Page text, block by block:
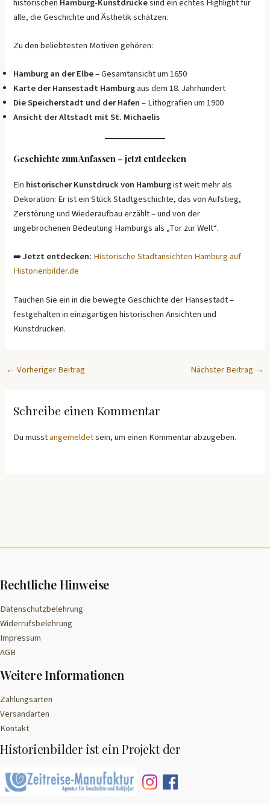
alle, die Geschichte und Ästhetik schätzen.
Zu den beliebtesten Motiven gehören:
Hamburg an der Elbe– Gesamtansicht um 1650
Karte der Hansestadt Hamburgaus dem 18. Jahrhundert
Die Speicherstadt und der Hafen– Lithografien um 1900
Ansicht der Altstadt mit St. Michaelis
Geschichte zum Anfassen – jetzt entdecken
Ein historischer Kunstdruck von Hamburgist weit mehr als
Dekoration: Er ist ein Stück Stadtgeschichte, das von Aufstieg,
Zerstörung und Wiederaufbau erzählt – und von der
ungebrochenen Bedeutung Hamburgs als „Tor zur Welt“.
➡️Jetzt entdecken: Historische Stadtansichten Hamburg auf
Historienbilder.de
Tauchen Sie ein in die bewegte Geschichte der Hansestadt –
festgehalten in einzigartigen historischen Ansichten und
Kunstdrucken.
← Vorheriger Beitrag Nächster Beitrag →
Schreibe einen Kommentar
Du musstangemeldetsein, um einen Kommentar abzugeben.
Rechtliche Hinweise
Datenschutzbelehrung
Widerrufsbelehrung
Impressum
AGB
Weitere Informationen
Zahlungsarten
Versandarten
Kontakt
Historienbilder ist ein Projekt der